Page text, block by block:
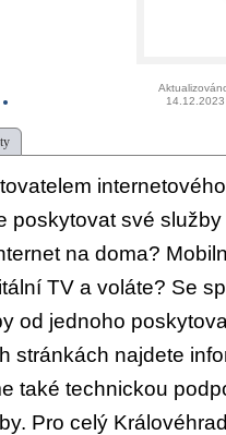
14.12.2023
poskytovat své
na doma?
TV a voláte? Se
od jednoho
stránkách najdete
také technickou
Pro celý